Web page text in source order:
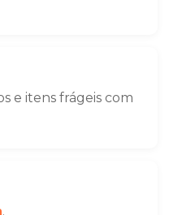
e itens frágeis com
.